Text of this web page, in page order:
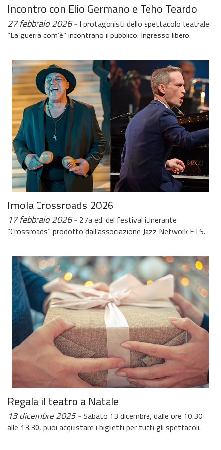
Incontro con Elio Germano e Teho Teardo
27 febbraio 2026
I protagonisti dello spettacolo teatrale
“La guerra com’è” incontrano il pubblico. Ingresso libero.
Imola Crossroads 2026
17 febbraio 2026
27a ed. del festival itinerante
“Crossroads“ prodotto dall’associazione Jazz Network ETS.
Regala il teatro a Natale
13 dicembre 2025
Sabato 13 dicembre, dalle ore 10.30
alle 13.30, puoi acquistare i biglietti per tutti gli spettacoli.